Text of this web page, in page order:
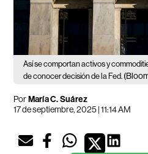
Así se comportan activos y
de conocer decisión de la Fed.
PorMaría C. Suárez
17 de septiembre, 2025 | 11:14 AM